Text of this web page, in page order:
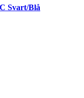
Svart/Blå